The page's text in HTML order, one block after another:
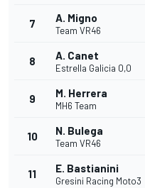
7 A. Migno
Team VR46
8 A. Canet
Estrella Galicia 0,0
9 M. Herrera
MH6 Team
10 N. Bulega
Team VR46
11 E. Bastianini
Gresini Racing Moto3